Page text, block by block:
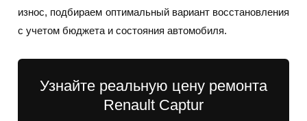
износ, подбираем оптимальный вариант восстановления
с учетом бюджета и состояния автомобиля.
Узнайте реальную цену ремонта
Renault Captur